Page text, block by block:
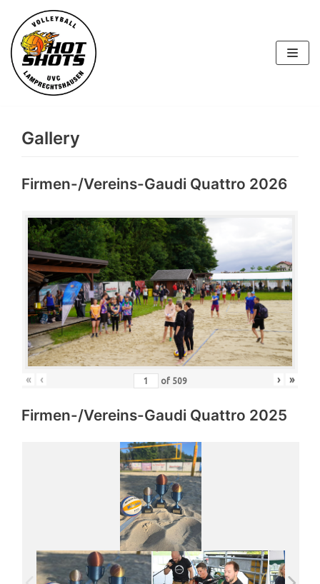
Skip
to
content
Gallery
Firmen-/Vereins-Gaudi Quattro 2026
« ‹ of 509 › »
Firmen-/Vereins-Gaudi Quattro 2025